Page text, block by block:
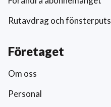
Rutavdrag och fönsterputs
Företaget
Om oss
Personal